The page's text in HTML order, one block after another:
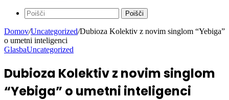
Poišči
Domov/Uncategorized/Dubioza Kolektiv z novim singlom “Yebiga”
o umetni inteligenci
GlasbaUncategorized
Dubioza Kolektiv z novim singlom
“Yebiga” o umetni inteligenci